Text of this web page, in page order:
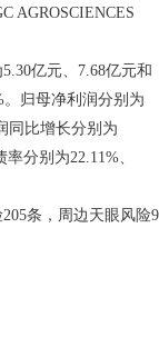
AGROSCIENCES
亿元、7.68亿元和
。归母净利润分别为
同比增长分别为
分别为22.11%、
条，周边天眼风险9